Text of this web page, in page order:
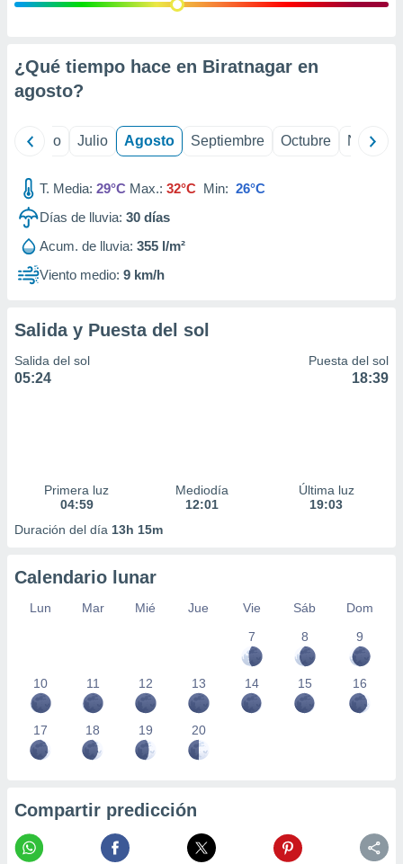
e
mediante
de
1199
¿Qué tiempo hace en Biratnagar en
agosto?
Junio Julio Agosto Septiembre Octubre
T. Media: 29°C Max.: 32°C Min: 26°C
Días de lluvia: 30 días
Acum. de lluvia: 355 l/m²
Viento medio: 9 km/h
Salida y Puesta del sol
Salida del sol
05:24
Puesta del sol
18:39
Primera luz
04:59
Mediodía
12:01
Última luz
19:03
Duración del día 13h 15m
Calendario lunar
Lun Mar Mié Jue Vie Sáb
Dom
7
8 9
10 11 12 13 14 15 16
17 18 19 20
Compartir predicción